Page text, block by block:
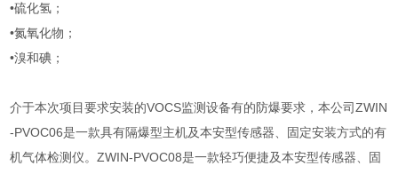
•硫化氢；
•氮氧化物；
•溴和碘；
介于本次项目要求安装的VOCS监测设备有的防爆要求，本公司ZWIN
-PVOC06是一款具有隔爆型主机及本安型传感器、固定安装方式的有
机气体检测仪。ZWIN-PVOC08是一款轻巧便捷及本安型传感器、固